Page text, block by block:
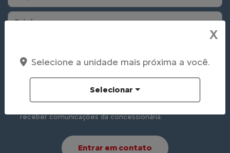
receber comunicações da concessionária.
Entrar em contato
X
Selecione a unidade mais próxima a você.
Selecionar